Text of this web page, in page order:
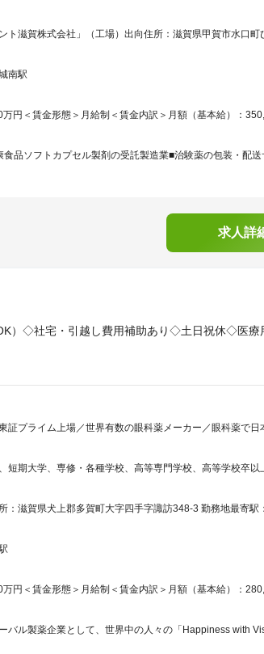
ト滋賀株式会社」（工場）出向住所：滋賀県甲賀市水口町
南駅
円＜賃金形態＞月給制＜賃金内訳＞月額（基本給）：
食品ソフトカプセル製剤の受託製造業■治験薬の包装・配
求人詳
）◇社宅・引越し費用補助あり◇土日祝休◇医療
証プライム上場／世界有数の眼科薬メーカー／眼科薬で
短期大学、専修・各種学校、高等専門学校、高等学校卒以
：滋賀県犬上郡多賀町大字四手字諏訪348-3 勤務地最寄駅
円＜賃金形態＞月給制＜賃金内訳＞月額（基本給）：
バル製薬企業として、世界中の人々の「Happiness with